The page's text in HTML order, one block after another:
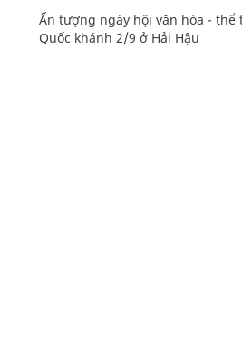
Ấn tượng ngày hội văn hóa - thể
Quốc khánh 2/9 ở Hải Hậu